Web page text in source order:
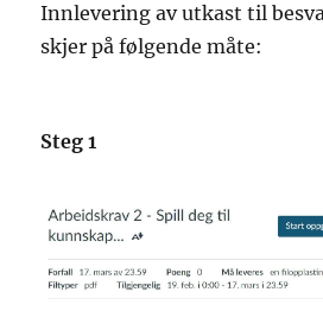
Innlevering av utkast til
skjer på følgende måte:
Steg 1